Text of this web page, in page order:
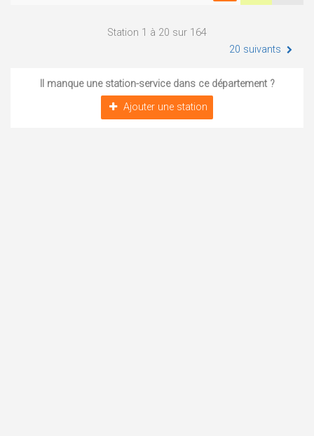
Station 1 à 20 sur 164
20 suivants
Il manque une station-service dans ce département ?
Ajouter une station